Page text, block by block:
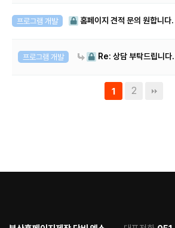
프로그램 개발 홈페이지 견적 문의 원합니다.
프로그램 개발 Re: 상담 부탁드립니다.
1 2